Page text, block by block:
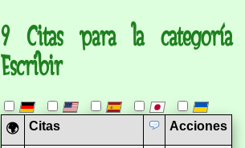
9 Citas para la categoría
Escribir
🌍 Citas Acciones